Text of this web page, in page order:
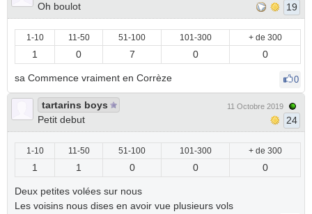
Oh boulot
19
1-10 11-50 51-100 101-300 + de 300
1 0 7 0 0
sa Commence vraiment en Corrèze 0
tartarins boys
Petit debut
11 Octobre 2019
24
1-10 11-50 51-100 101-300 + de 300
1 1 0 0 0
Deux petites volées sur nous
Les voisins nous dises en avoir vue plusieurs vols